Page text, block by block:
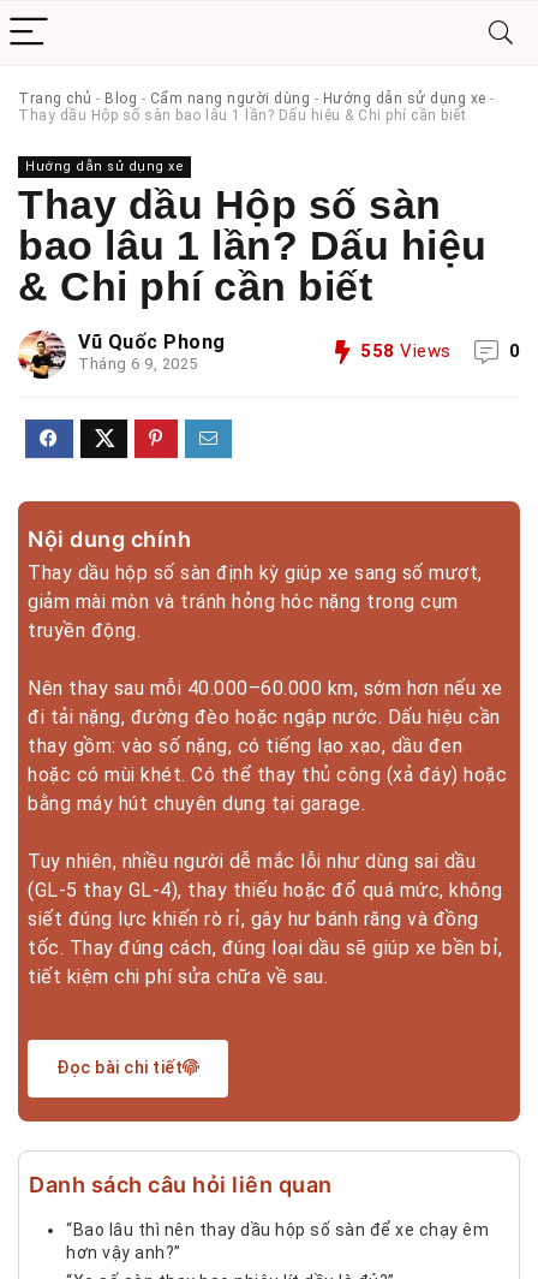
Trang chủ - Blog - Cẩm nang người dùng - Hướng dẫn sử dụng xe -
Thay dầu Hộp số sàn bao lâu 1 lần? Dấu hiệu & Chi phí cần biết
Hướng dẫn sử dụng xe
Thay dầu Hộp số sàn
bao lâu 1 lần? Dấu hiệu
& Chi phí cần biết
Vũ Quốc Phong
Tháng 6 9, 2025
558 Views 0
Nội dung chính
Thay dầu hộp số sàn định kỳ giúp xe sang số mượt,
giảm mài mòn và tránh hỏng hóc nặng trong cụm
truyền động.
Nên thay sau mỗi 40.000–60.000 km, sớm hơn nếu xe
đi tải nặng, đường đèo hoặc ngập nước. Dấu hiệu cần
thay gồm: vào số nặng, có tiếng lạo xạo, dầu đen
hoặc có mùi khét. Có thể thay thủ công (xả đáy) hoặc
bằng máy hút chuyên dụng tại garage.
Tuy nhiên, nhiều người dễ mắc lỗi như dùng sai dầu
(GL-5 thay GL-4), thay thiếu hoặc đổ quá mức, không
siết đúng lực khiến rò rỉ, gây hư bánh răng và đồng
tốc. Thay đúng cách, đúng loại dầu sẽ giúp xe bền bỉ,
tiết kiệm chi phí sửa chữa về sau.
Đọc bài chi tiết
Danh sách câu hỏi liên quan
“Bao lâu thì nên thay dầu hộp số sàn để xe chạy êm
hơn vậy anh?”